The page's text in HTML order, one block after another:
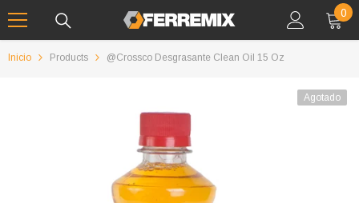
0
0
Inicio Products @crossco Desgrasante Clean Oil 15 Oz
Agotado